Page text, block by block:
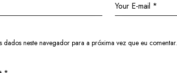
dados neste navegador para a próxima vez que eu comentar.